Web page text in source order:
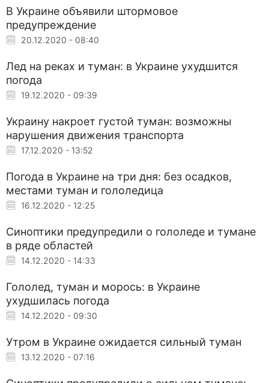
В Украине объявили штормовое
предупреждение
20.12.2020 - 08:40
Лед на реках и туман: в Украине ухудшится
погода
19.12.2020 - 09:39
Украину накроет густой туман: возможны
нарушения движения транспорта
17.12.2020 - 13:52
Погода в Украине на три дня: без осадков,
местами туман и гололедица
16.12.2020 - 12:25
Синоптики предупредили о гололеде и тумане
в ряде областей
14.12.2020 - 14:33
Гололед, туман и морось: в Украине
ухудшилась погода
14.12.2020 - 09:30
Утром в Украине ожидается сильный туман
13.12.2020 - 07:16